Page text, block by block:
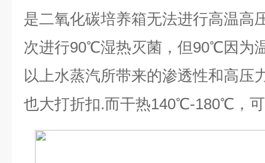
是二氧化碳培养箱无法进行高温高
次进行90℃湿热灭菌，但90℃因为
以上水蒸汽所带来的渗透性和高压
也大打折扣.而干热140℃-180℃，